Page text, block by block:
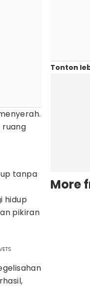
ruang
tanpa
hidup
pikiran
Tonton
More